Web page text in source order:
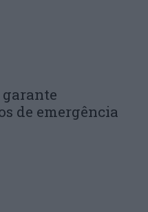
de emergência